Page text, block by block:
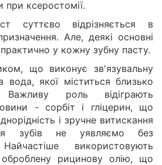
при ксеростомії.
суттєво відрізняється в
Але, деякі основні
у кожну зубну пасту.
що виконує зв'язувальну
якої міститься близько
роль відіграють
- сорбіт і гліцерин, що
і зручне витискання
зубів не уявляємо без
Найчастіше використовують
оброблену рицинову олію, що